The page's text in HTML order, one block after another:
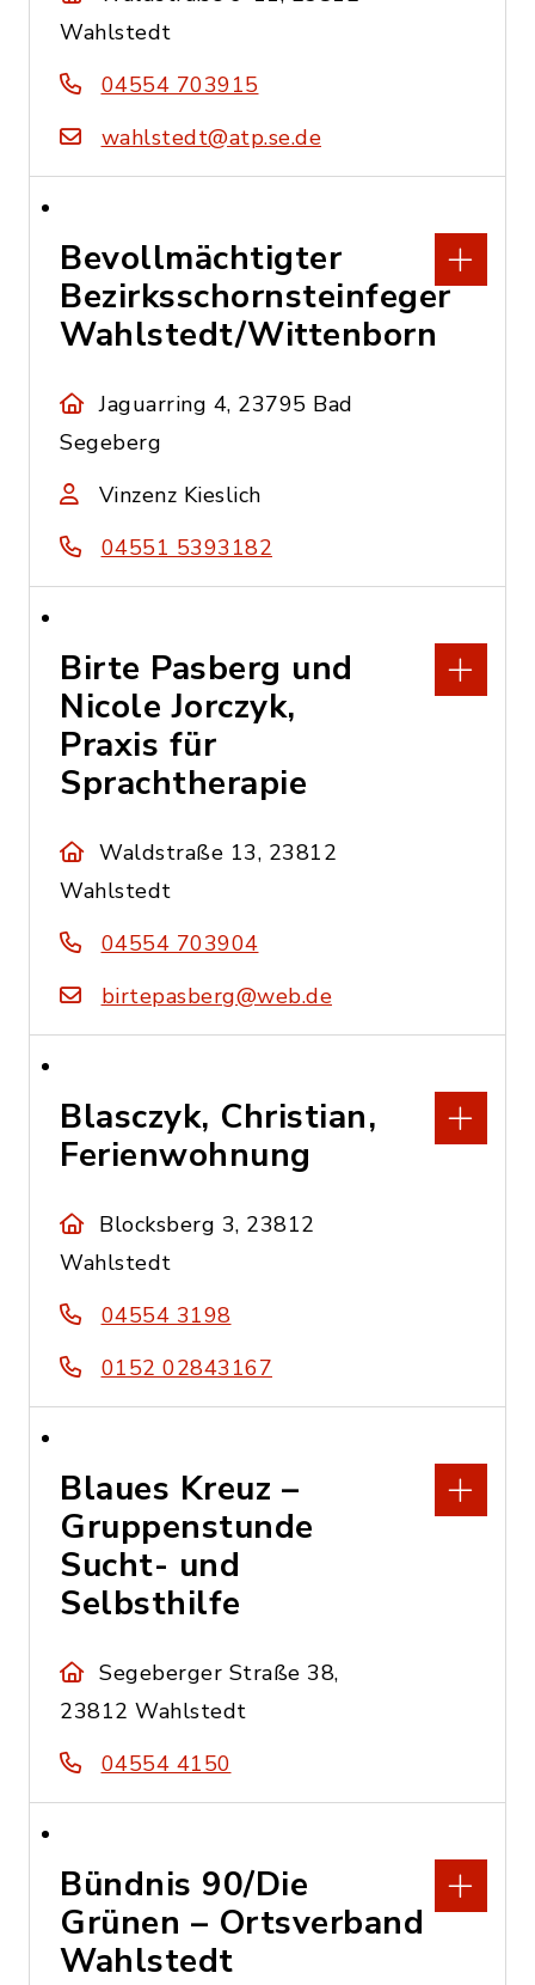
Wahlstedt
04554 703915
wahlstedt@atp.se.de
Bevollmächtigter
Bezirksschornsteinfeger
Wahlstedt/Wittenborn
Jaguarring 4, 23795 Bad
Segeberg
Vinzenz Kieslich
04551 5393182
Birte Pasberg und
Nicole Jorczyk,
Praxis für
Sprachtherapie
Waldstraße 13, 23812
Wahlstedt
04554 703904
birtepasberg@web.de
Blasczyk, Christian,
Ferienwohnung
Blocksberg 3, 23812
Wahlstedt
04554 3198
0152 02843167
Blaues Kreuz –
Gruppenstunde
Sucht- und
Selbsthilfe
Segeberger Straße 38,
23812 Wahlstedt
04554 4150
Bündnis 90/Die
Grünen – Ortsverband
Wahlstedt